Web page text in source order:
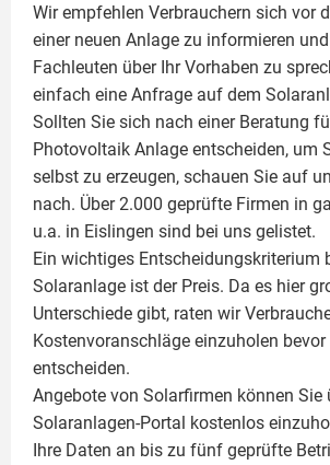
Wir empfehlen Verbrauchern sich vor
einer neuen Anlage zu informieren
Fachleuten über Ihr Vorhaben zu
einfach eine Anfrage auf dem
Sollten Sie sich nach einer Beratung
Photovoltaik Anlage entscheiden, um
selbst zu erzeugen, schauen Sie auf
nach. Über 2.000 geprüfte Firmen in
u.a. in Eislingen sind bei uns gelistet.
Ein wichtiges Entscheidungskriterium
Solaranlage ist der Preis. Da es hier
Unterschiede gibt, raten wir
Kostenvoranschläge einzuholen bevor
entscheiden.
Angebote von Solarfirmen können Sie
Solaranlagen-Portal kostenlos
Ihre Daten an bis zu fünf geprüfte